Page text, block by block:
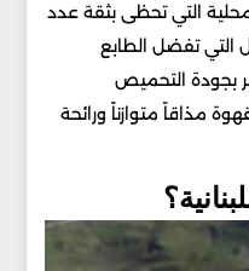
التي تحظى بثقة عدد
التي تفضل الطابع
بجودة التحميص
مذاقاً متوازناً ورائحة